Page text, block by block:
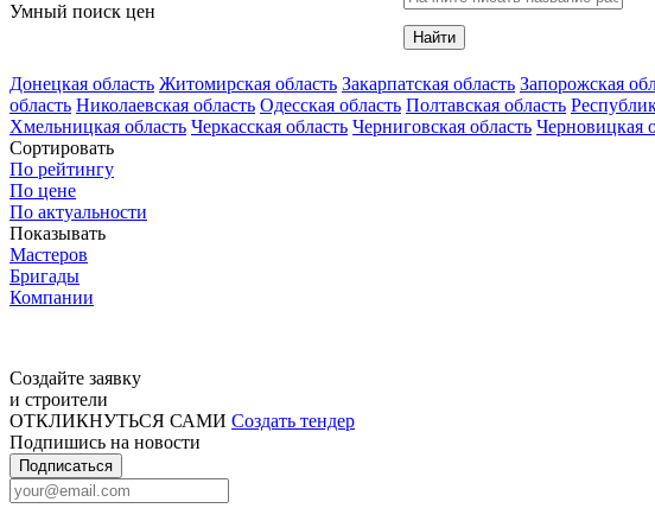
Умный поиск цен
Найти
Донецкая область Житомирская область Закарпатская область Запорожская
область Николаевская область Одесская область Полтавская область
Хмельницкая область Черкасская область Черниговская область Черновицкая
Сортировать
По рейтингу
По цене
По актуальности
Показывать
Мастеров
Бригады
Компании
Создайте заявку
и строители
ОТКЛИКНУТЬСЯ САМИ Создать тендер
Подпишись на новости
Подписаться